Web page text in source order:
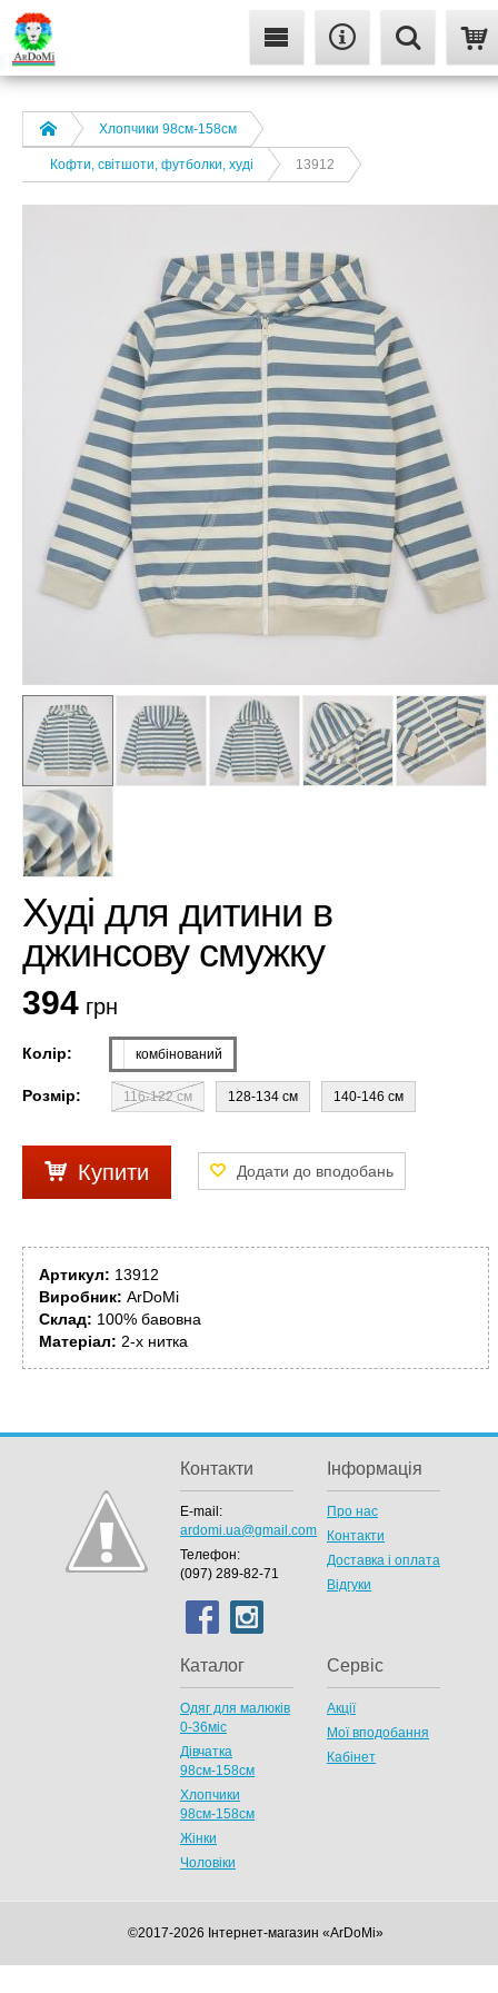
Хлопчики 98см-158см
Кофти, світшоти, футболки, худі 13912
Худі для дитини в
джинсову смужку
394 грн
Колір: комбінований
Розмір: 116-122 см 128-134 см 140-146 см
Купити
Артикул: 13912
Виробник: ArDoMi
Склад: 100% бавовна
Матеріал: 2-х нитка
Контакти
E-mail:
ardomi.ua@gmail.com
Телефон:
(097) 289-82-71
Інформація
Про нас
Контакти
Доставка і оплата
Відгуки
Каталог
Одяг для малюків
0-36міс
Дівчатка
98cм-158см
Хлопчики
98см-158см
Жінки
Чоловіки
Сервіс
Акції
Мої вподобання
Кабінет
©2017-2026 Інтернет-магазин «ArDoMi»